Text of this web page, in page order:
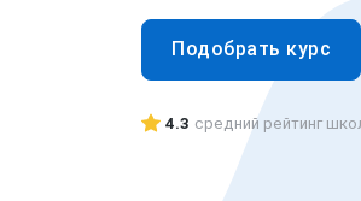
Подобрать курс
4.3 средний рейтинг